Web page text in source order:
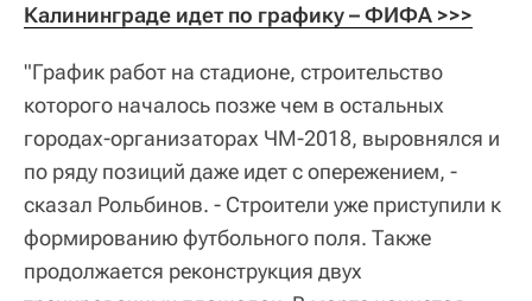
Калининграде идет по графику – ФИФА >>>
"График работ на стадионе, строительство
которого началось позже чем в остальных
городах-организаторах ЧМ-2018, выровнялся и
по ряду позиций даже идет с опережением, -
сказал Рольбинов. - Строители уже приступили к
формированию футбольного поля. Также
продолжается реконструкция двух